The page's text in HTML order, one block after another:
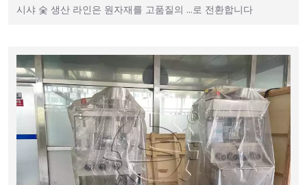
시샤 숯 생산 라인은 원자재를 고품질의 …로 전환합니다